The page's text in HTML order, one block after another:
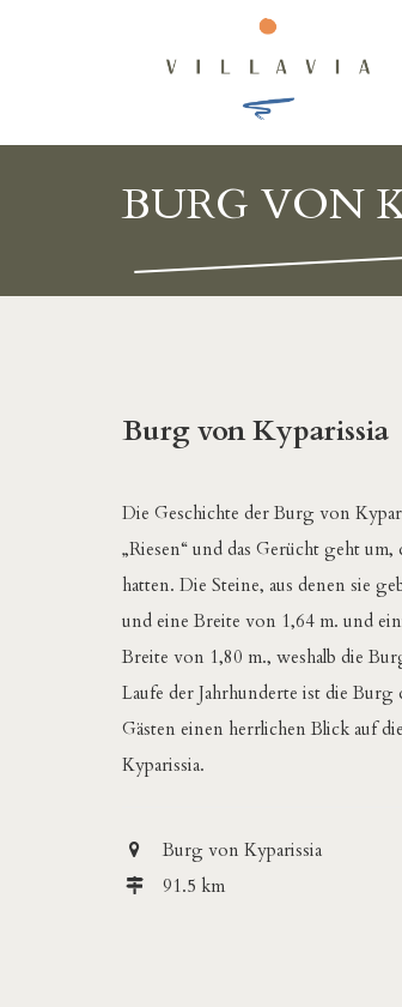
BURG VON
Burg von Kyparissia
Die Geschichte der Burg von
„Riesen“ und das Gerücht geht
hatten. Die Steine, aus denen sie
und eine Breite von 1,64 m. und
Breite von 1,80 m., weshalb die
Laufe der Jahrhunderte ist die Burg
Gästen einen herrlichen Blick auf
Kyparissia.
Burg von Kyparissia
91.5 km